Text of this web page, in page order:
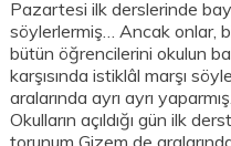
Pazartesi ilk derslerinde
söylerlermiş… Ancak onlar,
bütün öğrencilerini okulun
karşısında istiklâl marşı
aralarında ayrı ayrı yaparmış.
Okulların açıldığı gün ilk